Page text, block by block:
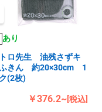
あり
ロ先生 油残さずキ
ふきん 約20×30cm 1
(2枚)
￥376.2~[税込]